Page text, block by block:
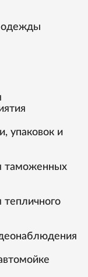
одежды
упаковок и
таможенных